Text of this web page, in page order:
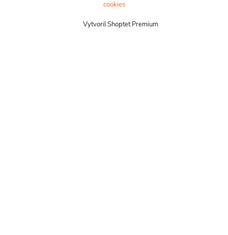
Vytvoril Shoptet Premium
cookies